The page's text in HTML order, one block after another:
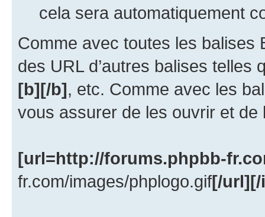
cela sera automatiquement
Comme avec toutes les balises
des URL d’autres balises telles
[b][/b], etc. Comme avec les
vous assurer de les ouvrir et
[url=http://forums.phpbb-
fr.com/images/phplogo.gif[/